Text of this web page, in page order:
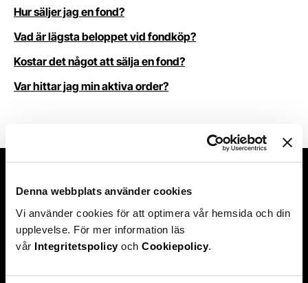
Denna webbplats använder cookies
Vi använder cookies för att optimera vår hemsida och din
upplevelse. För mer information läs
vår Integritetspolicy och Cookiepolicy.
Hur säljer jag en fond?
Vad är lägsta beloppet vid fondköp?
Kostar det något att sälja en fond?
Var hittar jag min aktiva order?
Hittade du inte svaret på din
fråga?